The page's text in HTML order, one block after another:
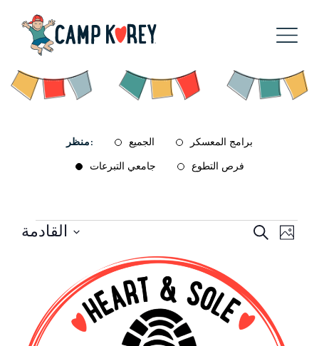
منظر: الجميع برامج المعسكر
جامعي التبرعات فرص التطوع
الأحداث
بحث
يبحث
صورة القادمة
events
in